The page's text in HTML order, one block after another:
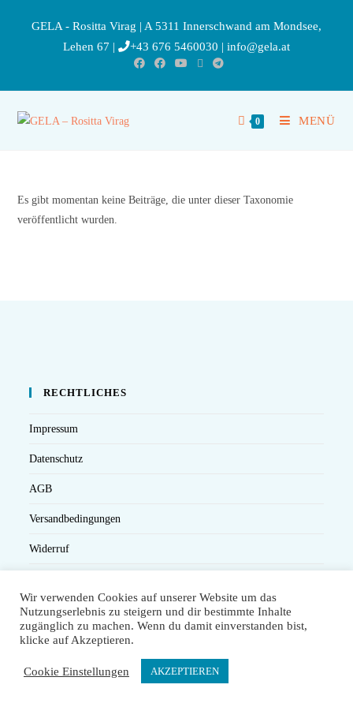
GELA - Rositta Virag | A 5311 Innerschwand am Mondsee,
Lehen 67 |
+43 676 5460030 | info@gela.at
0 MENÜ
Es gibt momentan keine Beiträge, die unter dieser Taxonomie
veröffentlicht wurden.
RECHTLICHES
Impressum
Datenschutz
AGB
Versandbedingungen
Widerruf
Wir verwenden Cookies auf unserer Website um das
Nutzungserlebnis zu steigern und dir bestimmte Inhalte
zugänglich zu machen. Wenn du damit einverstanden bist,
klicke auf Akzeptieren.
Cookie Einstellungen AKZEPTIEREN